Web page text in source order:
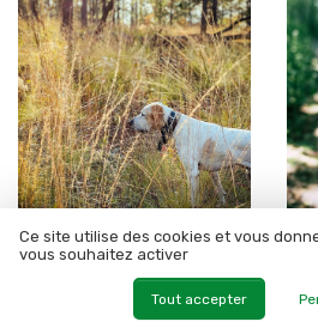
Retrievers •
12/06/2025
Chien springer : tout ce que
vous devez savoir sur cette
race de chasse polyvalente
Ce site utilise des cookies et vous
vous souhaitez activer
Tout accepter